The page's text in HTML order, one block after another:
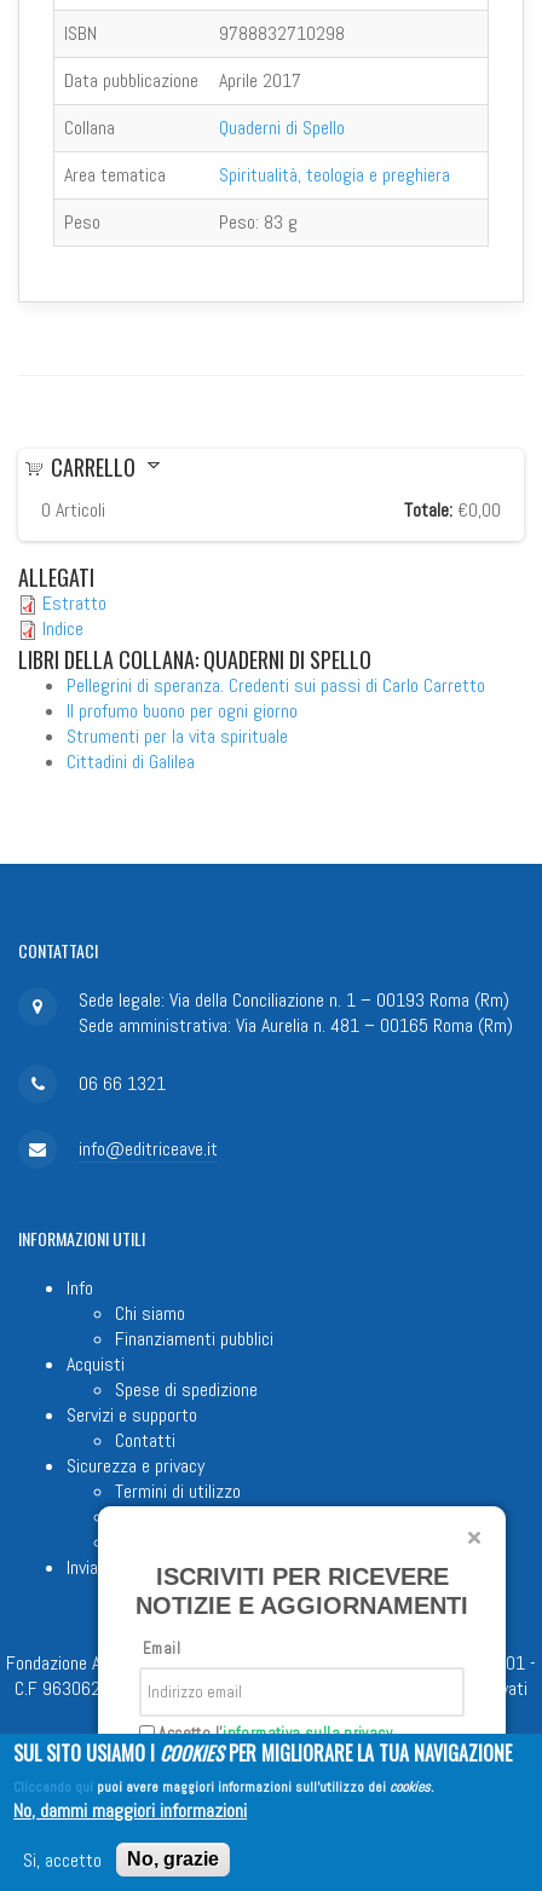
ISBN
9788832710298
Data pubblicazione
Aprile 2017
Collana
Quaderni di Spello
Area tematica
Spiritualità, teologia e preghiera
Peso
Peso: 83 g
CARRELLO
0 Articoli Totale: €0,00
ALLEGATI
Estratto
Indice
LIBRI DELLA COLLANA: QUADERNI DI SPELLO
Pellegrini di speranza. Credenti sui passi di Carlo Carretto
Il profumo buono per ogni giorno
Strumenti per la vita spirituale
Cittadini di Galilea
CONTATTACI
Sede legale: Via della Conciliazione n. 1 – 00193 Roma (Rm)
Sede amministrativa: Via Aurelia n. 481 – 00165 Roma (Rm)
06 66 1321
info@editriceave.it
INFORMAZIONIUTILI
Info
Chi siamo
Finanziamenti pubblici
Acquisti
Spese di spedizione
Servizi e supporto
Contatti
Sicurezza e privacy
Termini di utilizzo
Invia proposta editoriale
Fondazione Apostolicam Actuositatem ETS © 2023 - P.I. 05398481001 -
C.F 96306220581 - REA 888781 del 23/02/98 - Tutti i diritti riservati
Copyright © 2026EDITRICE AVE
ISCRIVITI PER RICEVERE
NOTIZIE E AGGIORNAMENTI
Email
Accetto l'informativa sulla privacy
Iscriviti
SUL SITO USIAMO I COOKIESPER MIGLIORARE LA TUA NAVIGAZIONE
Cliccando qui puoi avere maggiori informazioni sull'utilizzo dei cookies.
No, dammi maggiori informazioni
Si, accetto
No, grazie